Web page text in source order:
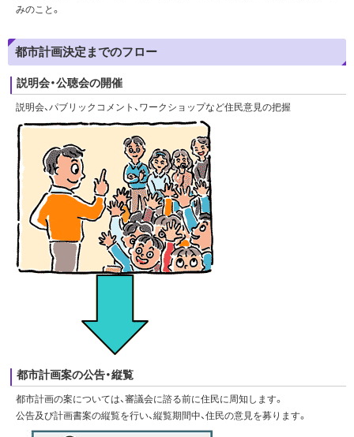
みのこと。
都市計画決定までのフロー
説明会・公聴会の開催
説明会、パブリックコメント、ワークショップなど住民意見の把握
都市計画案の公告・縦覧
都市計画の案については、審議会に諮る前に住民に周知します。
公告及び計画書案の縦覧を行い、縦覧期間中、住民の意見を募ります。